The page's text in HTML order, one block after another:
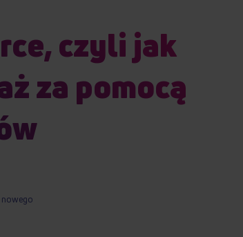
czyli jak
za pomocą
nowego